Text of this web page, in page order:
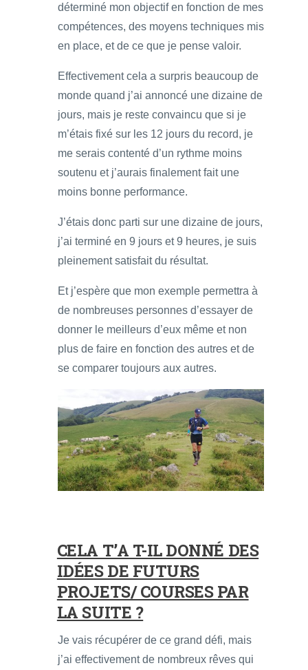
déterminé mon objectif en fonction de mes
compétences, des moyens techniques mis
en place, et de ce que je pense valoir.
Effectivement cela a surpris beaucoup de
monde quand j’ai annoncé une dizaine de
jours, mais je reste convaincu que si je
m’étais fixé sur les 12 jours du record, je
me serais contenté d’un rythme moins
soutenu et j’aurais finalement fait une
moins bonne performance.
J’étais donc parti sur une dizaine de jours,
j’ai terminé en 9 jours et 9 heures, je suis
pleinement satisfait du résultat.
Et j’espère que mon exemple permettra à
de nombreuses personnes d’essayer de
donner le meilleurs d’eux même et non
plus de faire en fonction des autres et de
se comparer toujours aux autres.
CELA T’A T-IL DONNÉ DES
IDÉES DE FUTURS
PROJETS/ COURSES PAR
LA SUITE ?
Je vais récupérer de ce grand défi, mais
j’ai effectivement de nombreux rêves qui